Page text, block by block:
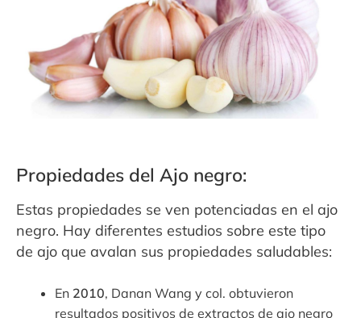
Propiedades del Ajo negro:
Estas propiedades se ven potenciadas en el ajo
negro. Hay diferentes estudios sobre este tipo
de ajo que avalan sus propiedades saludables:
En 2010, Danan Wang y col. obtuvieron
resultados positivos de extractos de ajo negro